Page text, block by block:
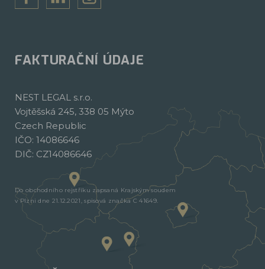
FAKTURAČNÍ ÚDAJE
NEST LEGAL s.r.o.
Vojtěšská 245, 338 05 Mýto
Czech Republic
IČO: 14086646
DIČ: CZ14086646
Do obchodního rejstříku zapsaná Krajským soudem
v Plzni dne 21.12.2021, spisová značka C 41649.